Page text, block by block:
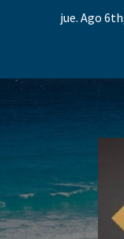
jue. Ago